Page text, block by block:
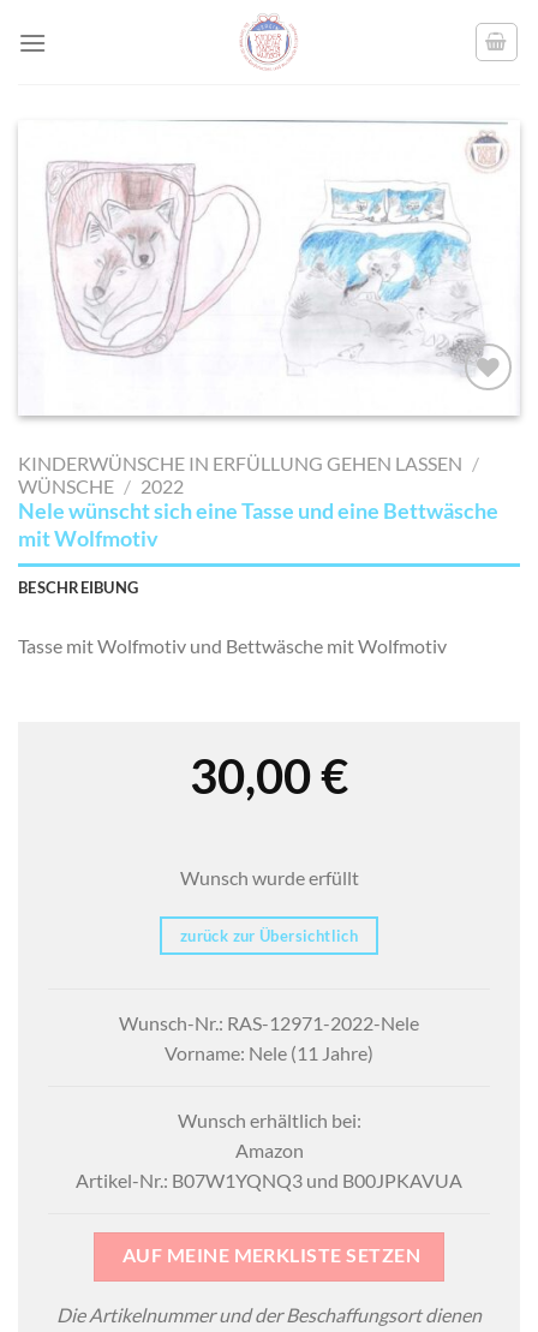
AUF MEINE
SETZEN
KINDERWÜNSCHE IN ERFÜLLUNG GEHEN LASSEN /
WÜNSCHE / 2022
Nele wünscht sich eine Tasse und eine Bettwäsche
mit Wolfmotiv
BESCHREIBUNG
Tasse mit Wolfmotiv und Bettwäsche mit Wolfmotiv
30,00€
Wunsch wurde erfüllt
zurück zur Übersichtlich
Wunsch-Nr.: RAS-12971-2022-Nele
Vorname: Nele (11 Jahre)
Wunsch erhältlich bei:
Amazon
Artikel-Nr.: B07W1YQNQ3 und B00JPKAVUA
AUF MEINE MERKLISTE SETZEN
Die Artikelnummer und der Beschaffungsort dienen